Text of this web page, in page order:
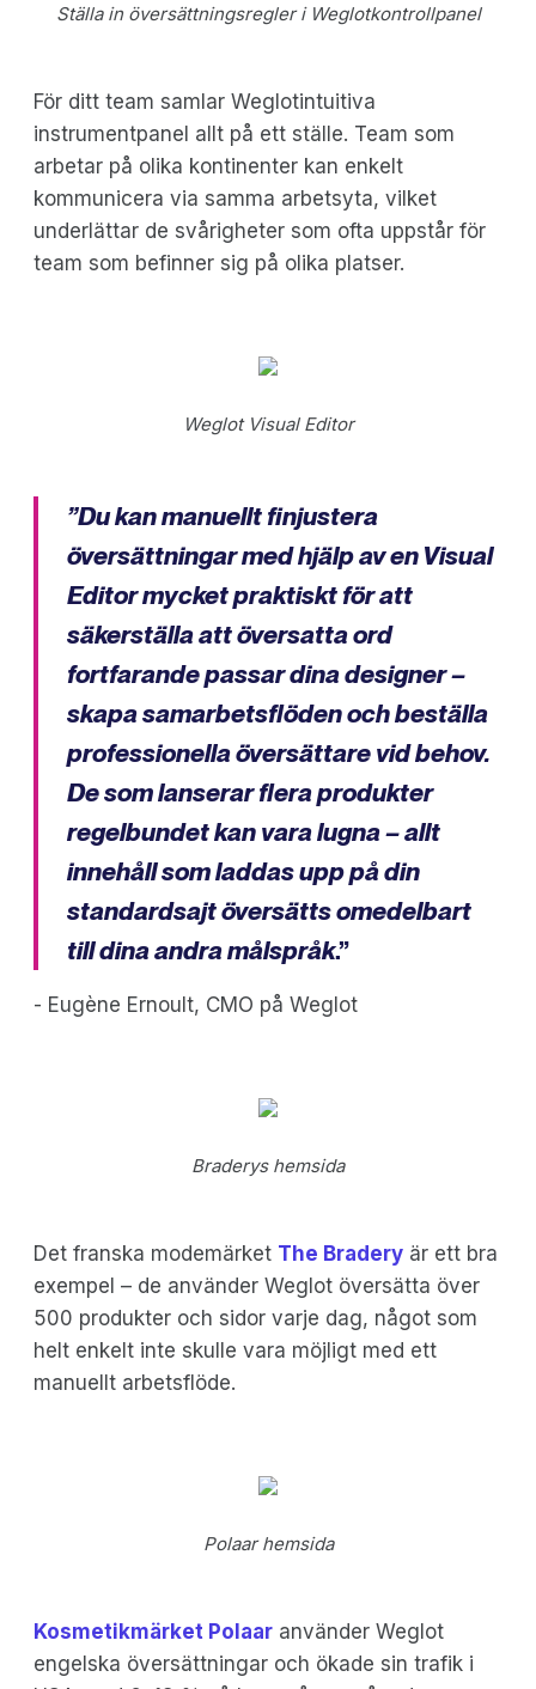
Ställa in översättningsregler i Weglotkontrollpanel‍
För ditt team samlar Weglotintuitiva
instrumentpanel allt på ett ställe. Team som
arbetar på olika kontinenter kan enkelt
kommunicera via samma arbetsyta, vilket
underlättar de svårigheter som ofta uppstår för
team som befinner sig på olika platser.
Weglot Visual Editor
”Du kan manuellt finjustera
översättningar med hjälp av en Visual
Editor mycket praktiskt för att
säkerställa att översatta ord
fortfarande passar dina designer –
skapa samarbetsflöden och beställa
professionella översättare vid behov.
De som lanserar flera produkter
regelbundet kan vara lugna – allt
innehåll som laddas upp på din
standardsajt översätts omedelbart
till dina andra målspråk.”
- Eugène Ernoult, CMO på Weglot
Braderys hemsida
Det franska modemärket The Bradery är ett bra
exempel – de använder Weglot översätta över
500 produkter och sidor varje dag, något som
helt enkelt inte skulle vara möjligt med ett
manuellt arbetsflöde.
Polaar hemsida
Kosmetikmärket Polaar använder Weglot
engelska översättningar och ökade sin trafik i